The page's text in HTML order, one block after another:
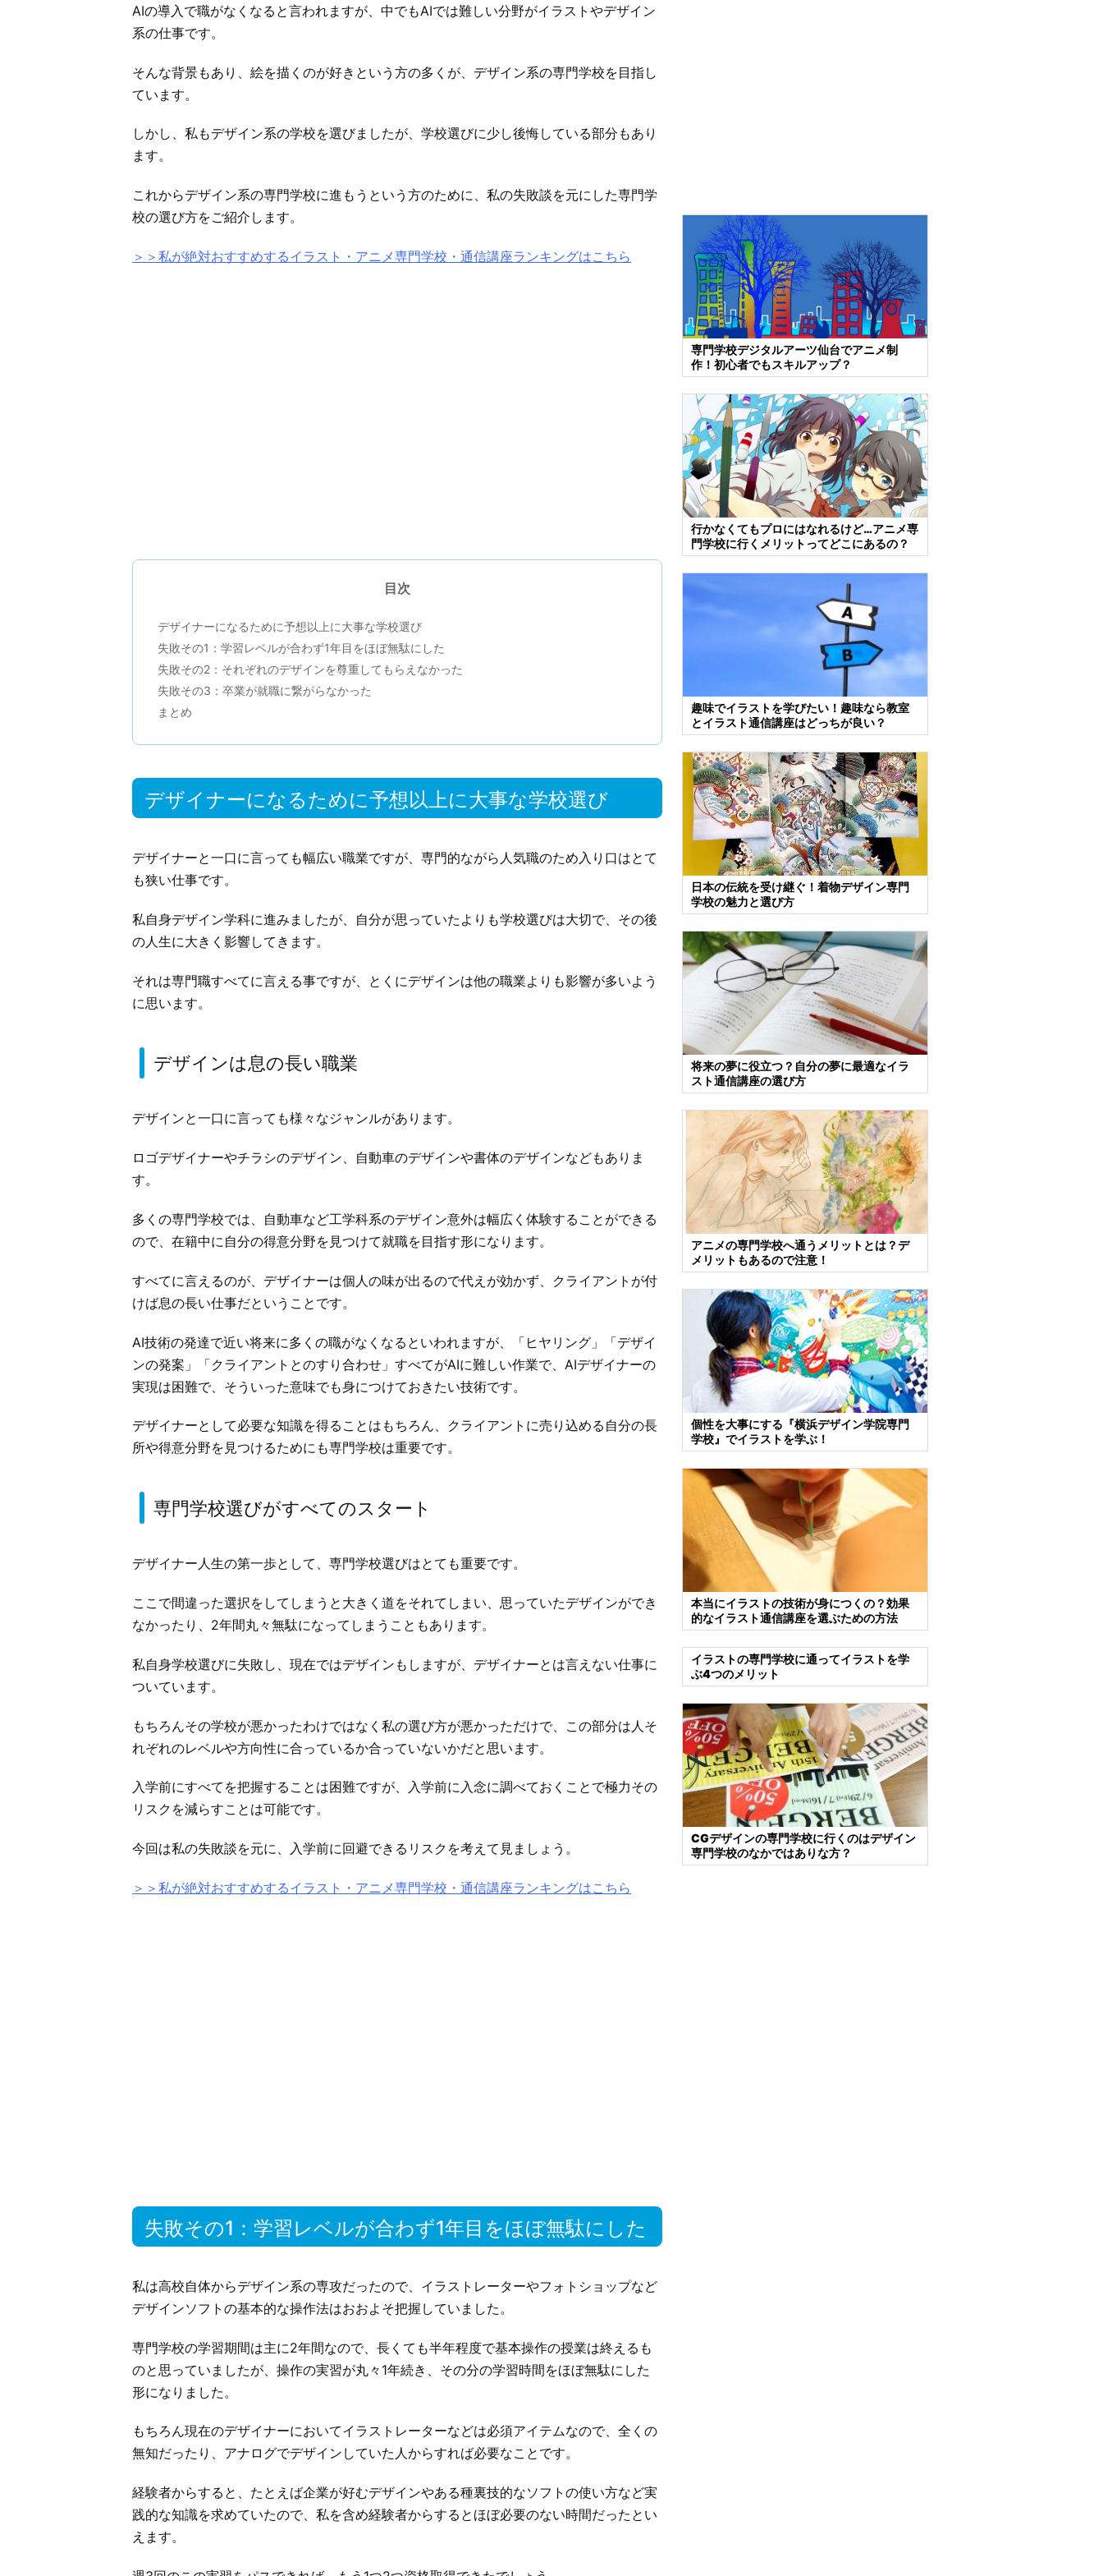
AIの導入で職がなくなると言われますが、中でもAIでは難しい分野がイラストやデザイン
系の仕事です。
そんな背景もあり、絵を描くのが好きという方の多くが、デザイン系の専門学校を目指し
ています。
しかし、私もデザイン系の学校を選びましたが、学校選びに少し後悔している部分もあり
ます。
これからデザイン系の専門学校に進もうという方のために、私の失敗談を元にした専門学
校の選び方をご紹介します。
＞＞私が絶対おすすめするイラスト・アニメ専門学校・通信講座ランキングはこちら
目次
デザイナーになるために予想以上に大事な学校選び
失敗その1：学習レベルが合わず1年目をほぼ無駄にした
失敗その2：それぞれのデザインを尊重してもらえなかった
失敗その3：卒業が就職に繋がらなかった
まとめ
デザイナーになるために予想以上に大事な学校選び
デザイナーと一口に言っても幅広い職業ですが、専門的ながら人気職のため入り口はとて
も狭い仕事です。
私自身デザイン学科に進みましたが、自分が思っていたよりも学校選びは大切で、その後
の人生に大きく影響してきます。
それは専門職すべてに言える事ですが、とくにデザインは他の職業よりも影響が多いよう
に思います。
デザインは息の長い職業
デザインと一口に言っても様々なジャンルがあります。
ロゴデザイナーやチラシのデザイン、自動車のデザインや書体のデザインなどもありま
す。
多くの専門学校では、自動車など工学科系のデザイン意外は幅広く体験することができる
ので、在籍中に自分の得意分野を見つけて就職を目指す形になります。
すべてに言えるのが、デザイナーは個人の味が出るので代えが効かず、クライアントが付
けば息の長い仕事だということです。
AI技術の発達で近い将来に多くの職がなくなるといわれますが、「ヒヤリング」「デザイ
ンの発案」「クライアントとのすり合わせ」すべてがAIに難しい作業で、AIデザイナーの
実現は困難で、そういった意味でも身につけておきたい技術です。
デザイナーとして必要な知識を得ることはもちろん、クライアントに売り込める自分の長
所や得意分野を見つけるためにも専門学校は重要です。
専門学校選びがすべてのスタート
デザイナー人生の第一歩として、専門学校選びはとても重要です。
ここで間違った選択をしてしまうと大きく道をそれてしまい、思っていたデザインができ
なかったり、2年間丸々無駄になってしまうこともあります。
私自身学校選びに失敗し、現在ではデザインもしますが、デザイナーとは言えない仕事に
ついています。
もちろんその学校が悪かったわけではなく私の選び方が悪かっただけで、この部分は人そ
れぞれのレベルや方向性に合っているか合っていないかだと思います。
入学前にすべてを把握することは困難ですが、入学前に入念に調べておくことで極力その
リスクを減らすことは可能です。
今回は私の失敗談を元に、入学前に回避できるリスクを考えて見ましょう。
＞＞私が絶対おすすめするイラスト・アニメ専門学校・通信講座ランキングはこちら
失敗その1：学習レベルが合わず1年目をほぼ無駄にした
私は高校自体からデザイン系の専攻だったので、イラストレーターやフォトショップなど
デザインソフトの基本的な操作法はおおよそ把握していました。
専門学校の学習期間は主に2年間なので、長くても半年程度で基本操作の授業は終えるも
のと思っていましたが、操作の実習が丸々1年続き、その分の学習時間をほぼ無駄にした
形になりました。
もちろん現在のデザイナーにおいてイラストレーターなどは必須アイテムなので、全くの
無知だったり、アナログでデザインしていた人からすれば必要なことです。
経験者からすると、たとえば企業が好むデザインやある種裏技的なソフトの使い方など実
践的な知識を求めていたので、私を含め経験者からするとほぼ必要のない時間だったとい
えます。
専門学校デジタルアーツ仙台でアニメ制
作！初心者でもスキルアップ？
行かなくてもプロにはなれるけど…アニメ専
門学校に行くメリットってどこにあるの？
趣味でイラストを学びたい！趣味なら教室
とイラスト通信講座はどっちが良い？
日本の伝統を受け継ぐ！着物デザイン専門
学校の魅力と選び方
将来の夢に役立つ？自分の夢に最適なイラ
スト通信講座の選び方
アニメの専門学校へ通うメリットとは？デ
メリットもあるので注意！
個性を大事にする『横浜デザイン学院専門
学校』でイラストを学ぶ！
本当にイラストの技術が身につくの？効果
的なイラスト通信講座を選ぶための方法
イラストの専門学校に通ってイラストを学
ぶ4つのメリット
CGデザインの専門学校に行くのはデザイン
専門学校のなかではありな方？